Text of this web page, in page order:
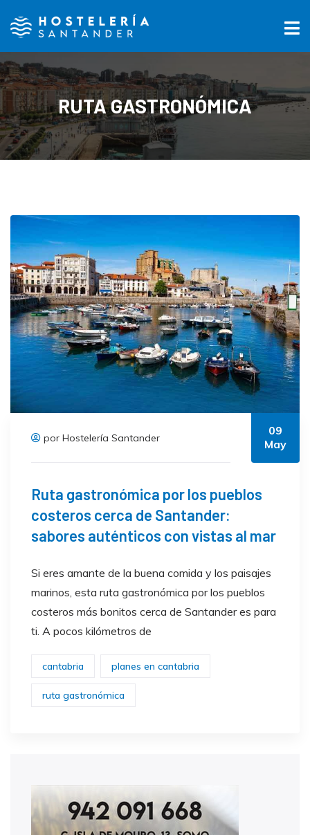
RUTA GASTRONÓMICA
por Hostelería Santander
09
May
Ruta gastronómica por los pueblos
costeros cerca de Santander:
sabores auténticos con vistas al mar
Si eres amante de la buena comida y los paisajes
marinos, esta ruta gastronómica por los pueblos
costeros más bonitos cerca de Santander es para
ti. A pocos kilómetros de
cantabria planes en cantabria
ruta gastronómica